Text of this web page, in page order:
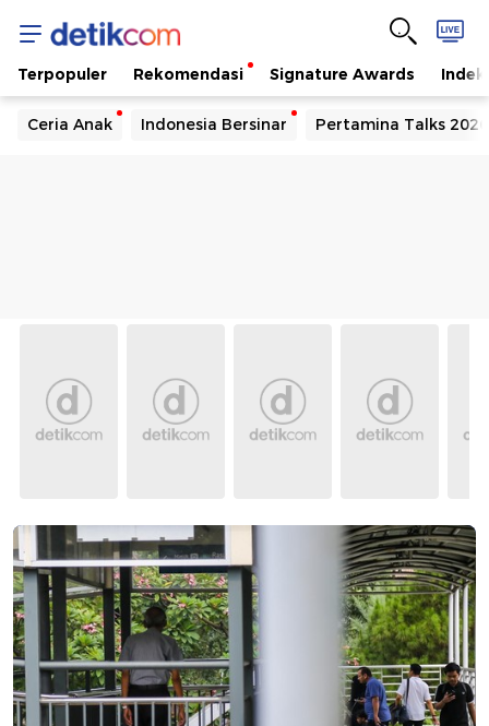
Berita
Terbaru
dan
Detikcom
Terpopuler Rekomendasi Signature Awards
Ceria Anak Indonesia Bersinar Pertamina Talks 2026